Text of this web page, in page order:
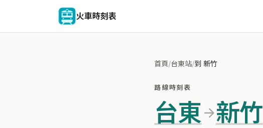
火車時刻表
首頁/台東站/到 新竹
路線時刻表
台東 新竹